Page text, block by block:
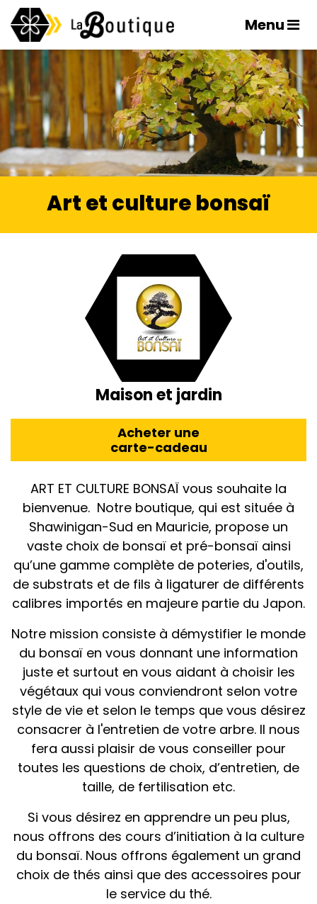
Menu
Art et culture bonsaï
Maison et jardin
Acheter une
carte-cadeau
ART ET CULTURE BONSAÏ vous souhaite la
bienvenue. Notre boutique, qui est située à
Shawinigan-Sud en Mauricie, propose un
vaste choix de bonsaï et pré-bonsaï ainsi
qu’une gamme complète de poteries, d'outils,
de substrats et de fils à ligaturer de différents
calibres importés en majeure partie du Japon.
Notre mission consiste à démystifier le monde
du bonsaï en vous donnant une information
juste et surtout en vous aidant à choisir les
végétaux qui vous conviendront selon votre
style de vie et selon le temps que vous désirez
consacrer à l'entretien de votre arbre. Il nous
fera aussi plaisir de vous conseiller pour
toutes les questions de choix, d’entretien, de
taille, de fertilisation etc.
Si vous désirez en apprendre un peu plus,
nous offrons des cours d’initiation à la culture
du bonsaï. Nous offrons également un grand
choix de thés ainsi que des accessoires pour
le service du thé.